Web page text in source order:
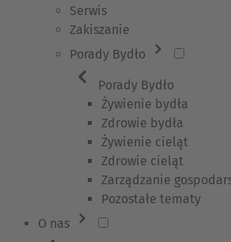
Serwis
Zakiszanie
Porady Bydło
Porady Bydło
Żywienie bydła
Zdrowie bydła
Żywienie cieląt
Zdrowie cieląt
Zarządzanie
Pozostałe tematy
O nas